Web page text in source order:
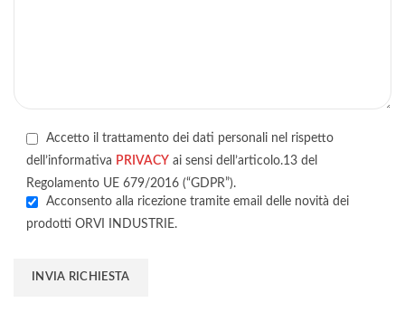
Accetto il trattamento dei dati personali nel rispetto
dell’informativa PRIVACY ai sensi dell’articolo.13 del
Regolamento UE 679/2016 (“GDPR”).
Acconsento alla ricezione tramite email delle novità dei
prodotti ORVI INDUSTRIE.